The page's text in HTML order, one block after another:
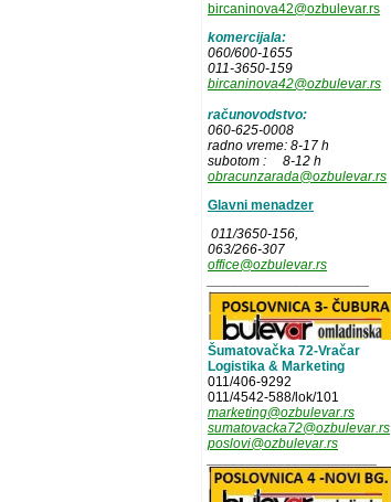
bircaninova42@ozbulevar.rs
komercijala:
060/600-1655
011-3650-159
bircaninova42@ozbulevar.rs
računovodstvo:
060-625-0008
radno vreme: 8-17 h
subotom : 8-12 h
obracunzarada@ozbulevar.rs
Glavni menadzer
011/3650-156,
063/266-307
office@ozbulevar.rs
Šumatovačka 72-Vračar
Logistika & Marketing
011/406-9292
011/4542-588/lok/101
marketing@ozbulevar.rs
sumatovacka72@ozbulevar.rs
poslovi@ozbulevar.rs